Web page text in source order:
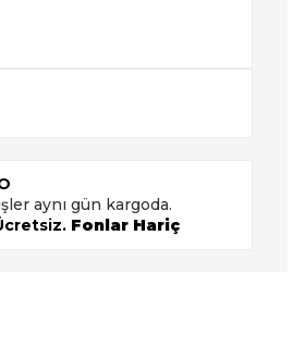
aynı gün kargoda.
Fonlar Hariç